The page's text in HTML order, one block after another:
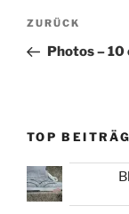
Vorheriger
Beitrag
ZURÜCK
Photos – 10
TOP